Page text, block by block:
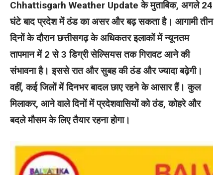
Chhattisgarh Weather Update के मुताबिक, अगले 24
घंटे बाद प्रदेश में ठंड का असर और बढ़ सकता है। आगामी तीन
दिनों के दौरान छत्तीसगढ़ के अधिकतर इलाकों में न्यूनतम
तापमान में 2 से 3 डिग्री सेल्सियस तक गिरावट आने की
संभावना है। इससे रात और सुबह की ठंड और ज्यादा बढ़ेगी।
वहीं, कई जिलों में दिनभर बादल छाए रहने के आसार हैं। कुल
मिलाकर, आने वाले दिनों में प्रदेशवासियों को ठंड, कोहरे और
बदले मौसम के लिए तैयार रहना होगा।